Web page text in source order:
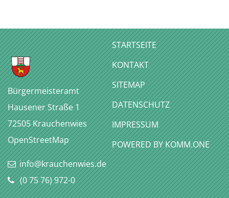
Bürgermeisteramt
Hausener Straße 1
72505Krauchenwies
OpenStreetMap
info@krauchenwies.de
(07576) 972-0
STARTSEITE
KONTAKT
SITEMAP
DATENSCHUTZ
IMPRESSUM
POWERED BY KOMM.ONE